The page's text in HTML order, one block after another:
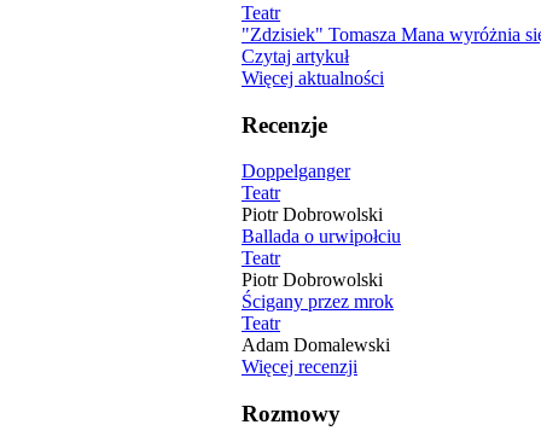
Teatr
"Zdzisiek" Tomasza Mana wyróżnia
Czytaj artykuł
Więcej aktualności
Recenzje
Doppelganger
Teatr
Piotr Dobrowolski
Ballada o urwipołciu
Teatr
Piotr Dobrowolski
Ścigany przez mrok
Teatr
Adam Domalewski
Więcej recenzji
Rozmowy